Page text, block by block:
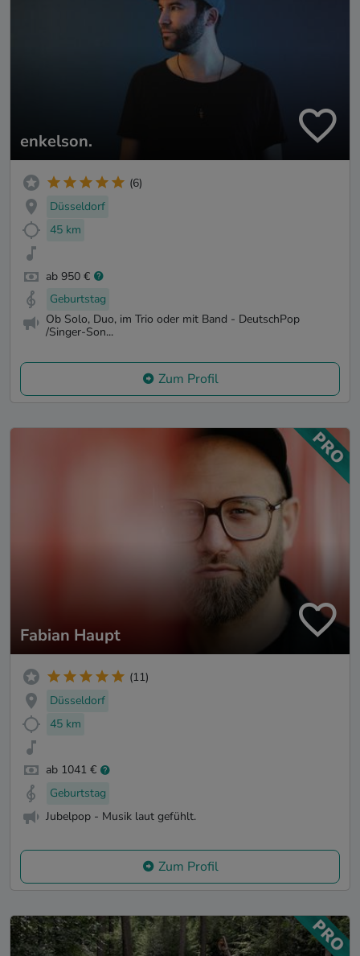
enkelson.
(6)
Düsseldorf
45 km
ab 950 €
Geburtstag
Ob Solo, Duo, im Trio oder mit Band - DeutschPop
/Singer-Son...
Zum Profil
Fabian Haupt
(11)
Düsseldorf
45 km
ab 1041 €
Geburtstag
Jubelpop - Musik laut gefühlt.
Zum Profil